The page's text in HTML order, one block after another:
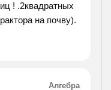
! .2квадратных
на почву).
Алгебра